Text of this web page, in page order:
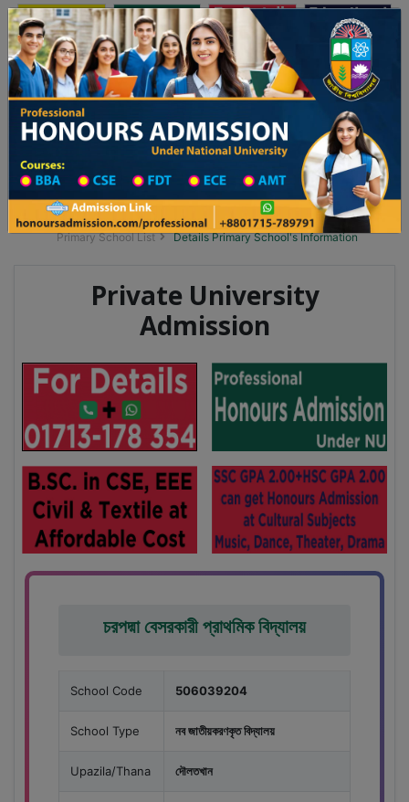
Toggle navigation অনার্স ভর্তি প্রফেশনাল অনার্স
Updates
২৬ শিক্ষাবর্ষের ১ম বর্ষের ভর্তি আবেদন বিজ্ঞপ্তি ঢাকা বিশ্ববিদ্যালয় ২০২৫-২৬ শিক্ষাবর্ষে
Division List
Primary School District Wise
Primary School in দৌলতখান
Primary School List
Details Primary School's Information
Private University
Admission
চরপদ্মা বেসরকারী প্রাথমিক বিদ্যালয়
School Code 506039204
School Type নব জাতীয়করণকৃত বিদ্যালয়
Upazila/Thana দৌলতখান